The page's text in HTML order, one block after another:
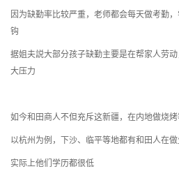
因为缺勤率比较严重，老师都会每天做考勤
钩
据姐夫説大部分孩子缺勤主要是在帮家人劳
大压力
如今和田商人不但充斥这新疆，在内地做烧
以杭州为例，下沙、临平等地都有和田人在做
实际上他们学历都很低